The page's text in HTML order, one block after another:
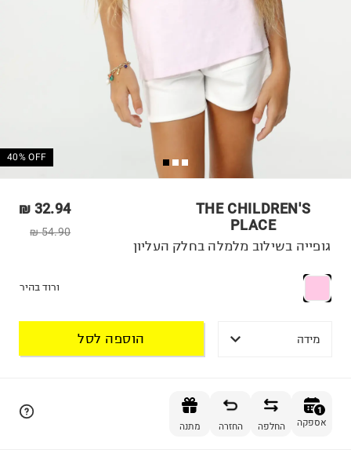
40% OFF
THE CHILDREN'S
PLACE
32.94 ₪
54.90 ₪
גופייה בשילוב מלמלה בחלק העליון
ורוד בהיר
מידה הוספה לסל
1
אספקה החלפה החזרה מתנה